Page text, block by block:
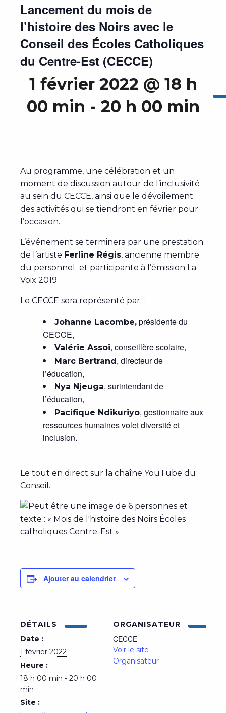
Lancement du mois de
l’histoire des Noirs avec le
Conseil des Écoles Catholiques
du Centre-Est (CECCE)
1 février 2022 @ 18 h
00 min - 20 h 00 min
Au programme, une célébration et un
moment de discussion autour de l’inclusivité
au sein du CECCE, ainsi que le dévoilement
des activités qui se tiendront en février pour
l’occasion.
L’événement se terminera par une prestation
de l’artiste Ferline Régis, ancienne membre
du personnel et participante à l’émission La
Voix 2019.
Le CECCE sera représenté par :
Johanne Lacombe, présidente du
CECCE,
Valérie Assoi, conseillère scolaire,
Marc Bertrand, directeur de
l’éducation,
Nya Njeuga, surintendant de
l’éducation,
Pacifique Ndikuriyo, gestionnaire aux
ressources humaines volet diversité et
inclusion.
Le tout en direct sur la chaîne YouTube du
Conseil.
Ajouter au calendrier
DÉTAILS
Date :
1 février 2022
Heure :
18 h 00 min - 20 h 00
min
Site :
ORGANISATEUR
CECCE
Voir le site
Organisateur